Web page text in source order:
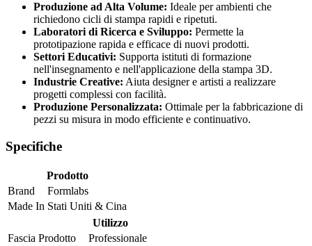
Produzione ad Alta Volume: Ideale per ambienti che
richiedono cicli di stampa rapidi e ripetuti.
Laboratori di Ricerca e Sviluppo: Permette la
prototipazione rapida e efficace di nuovi prodotti.
Settori Educativi: Supporta istituti di formazione
nell'insegnamento e nell'applicazione della stampa 3D.
Industrie Creative: Aiuta designer e artisti a realizzare
progetti complessi con facilità.
Produzione Personalizzata: Ottimale per la fabbricazione di
pezzi su misura in modo efficiente e continuativo.
Specifiche
Prodotto
Brand
Formlabs
Made In Stati Uniti & Cina
Utilizzo
Fascia Prodotto
Professionale